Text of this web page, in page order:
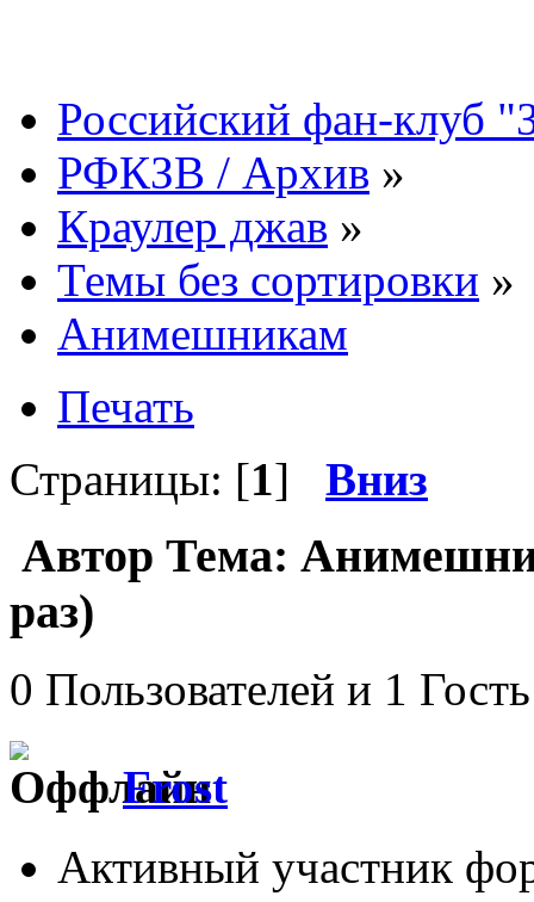
Российский фан-клуб
РФКЗВ / Архив »
Краулер джав »
Темы без сортировки »
Анимешникам
Печать
Страницы: [1] Вниз
Автор Тема:
раз)
0 Пользователей и 1
Frost
Активный участник